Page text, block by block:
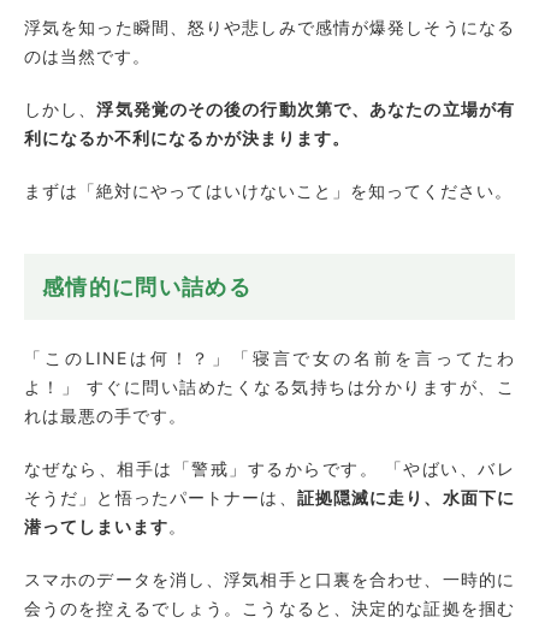
浮気を知った瞬間、怒りや悲しみで感情が爆発しそうになる
のは当然です。
しかし、浮気発覚のその後の行動次第で、あなたの立場が有
利になるか不利になるかが決まります。
まずは「絶対にやってはいけないこと」を知ってください。
感情的に問い詰める
「このLINEは何！？」「寝言で女の名前を言ってたわ
よ！」 すぐに問い詰めたくなる気持ちは分かりますが、こ
れは最悪の手です。
なぜなら、相手は「警戒」するからです。 「やばい、バレ
そうだ」と悟ったパートナーは、 証拠隠滅に走り、水面下に
潜ってしまいます。
スマホのデータを消し、浮気相手と口裏を合わせ、一時的に
会うのを控えるでしょう。こうなると、決定的な証拠を掴む